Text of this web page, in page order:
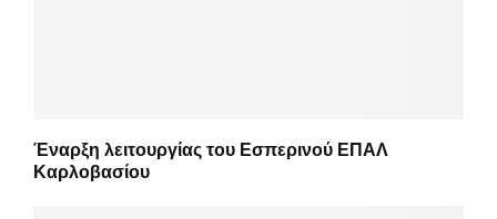
Έναρξη λειτουργίας του Εσπερινού ΕΠΑΛ
Καρλοβασίου